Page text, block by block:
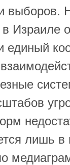
выборов.
Израиле
единый
лишь